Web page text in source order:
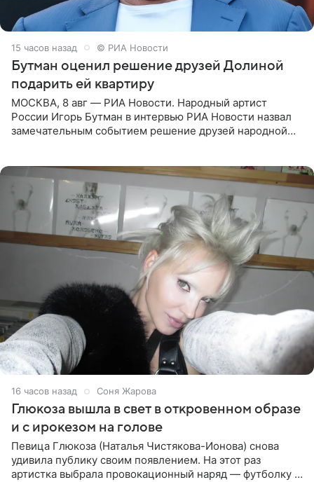
15 часов назад © РИА Новости
Бутман оценил решение друзей Долиной
подарить ей квартиру
МОСКВА, 8 авг — РИА Новости. Народный артист
России Игорь Бутман в интервью РИА Новости назвал
замечательным событием решение друзей народной
16 часов назад Соня Жарова
Глюкоза вышла в свет в откровенном образе
и с ирокезом на голове
Певица Глюкоза (Наталья Чистякова-Ионова) снова
удивила публику своим появлением. На этот раз
артистка выбрала провокационный наряд — футболку с